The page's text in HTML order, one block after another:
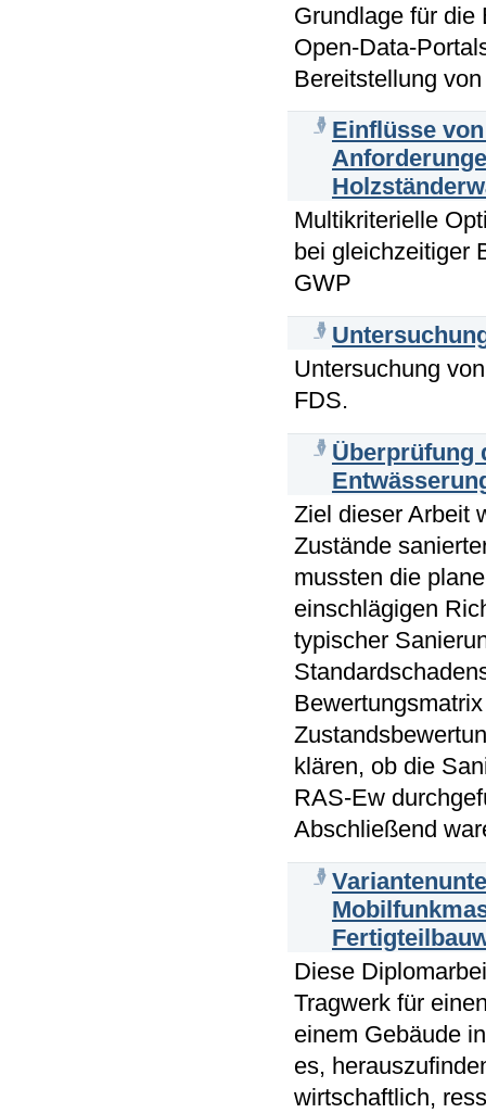
Grundlage für die
Open-Data-
Bereitstellung
Einflüsse
Multikriterielle
bei gleichzeitiger
GWP
Untersuchung
FDS.
Überprüfung
Ziel dieser Arbeit
Zustände
mussten die
einschlägigen
typischer
klären, ob die
RAS-Ew
Abschließend
Diese
Tragwerk für
einem Gebäude
es,
wirtschaftlich,